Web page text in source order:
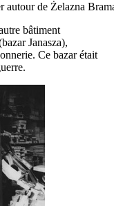
autour de Żelazna
bâtiment
Janasza),
Ce bazar était